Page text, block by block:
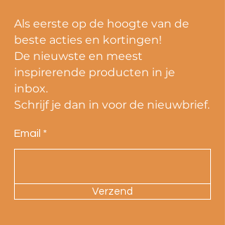
Als eerste op de hoogte van de
beste acties en kortingen!
De nieuwste en meest
inspirerende producten in je
inbox.
Schrijf je dan in voor de nieuwbrief.
Email
Verzend